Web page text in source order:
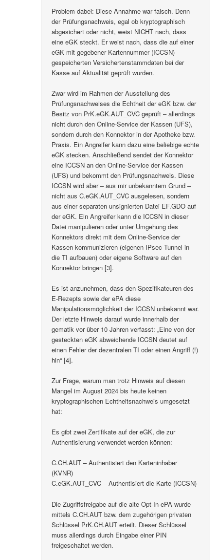
Problem dabei: Diese Annahme war falsch. Denn
der Prüfungsnachweis, egal ob kryptographisch
abgesichert oder nicht, weist NICHT nach, dass
eine eGK steckt. Er weist nach, dass die auf einer
eGK mit gegebener Kartennummer (ICCSN)
gespeicherten Versichertenstammdaten bei der
Kasse auf Aktualität geprüft wurden.
Zwar wird im Rahmen der Ausstellung des
Prüfungsnachweises die Echtheit der eGK bzw. der
Besitz von PrK.eGK.AUT_CVC geprüft – allerdings
nicht durch den Online-Service der Kassen (UFS),
sondern durch den Konnektor in der Apotheke bzw.
Praxis. Ein Angreifer kann dazu eine beliebige echte
eGK stecken. Anschließend sendet der Konnektor
eine ICCSN an den Online-Service der Kassen
(UFS) und bekommt den Prüfungsnachweis. Diese
ICCSN wird aber – aus mir unbekanntem Grund –
nicht aus C.eGK.AUT_CVC ausgelesen, sondern
aus einer separaten unsignierten Datei EF.GDO auf
der eGK. Ein Angreifer kann die ICCSN in dieser
Datei manipulieren oder unter Umgehung des
Konnektors direkt mit dem Online-Service der
Kassen kommunizieren (eigenen IPsec Tunnel in
die TI aufbauen) oder eigene Software auf den
Konnektor bringen [3].
Es ist anzunehmen, dass den Spezifikateuren des
E-Rezepts sowie der ePA diese
Manipulationsmöglichkeit der ICCSN unbekannt war.
Der letzte Hinweis darauf wurde innerhalb der
gematik vor über 10 Jahren verfasst: „Eine von der
gesteckten eGK abweichende ICCSN deutet auf
einen Fehler der dezentralen TI oder einen Angriff (!)
hin“ [4].
Zur Frage, warum man trotz Hinweis auf diesen
Mangel im August 2024 bis heute keinen
kryptographischen Echtheitsnachweis umgesetzt
hat:
Es gibt zwei Zertifikate auf der eGK, die zur
Authentisierung verwendet werden können:
C.CH.AUT – Authentisiert den Karteninhaber
(KVNR)
C.eGK.AUT_CVC – Authentisiert die Karte (ICCSN)
Die Zugriffsfreigabe auf die alte Opt-In-ePA wurde
mittels C.CH.AUT bzw. dem zugehörigen privaten
Schlüssel PrK.CH.AUT erteilt. Dieser Schlüssel
muss allerdings durch Eingabe einer PIN
freigeschaltet werden.